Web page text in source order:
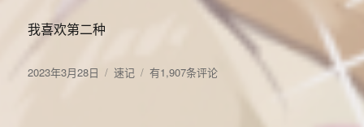
我喜欢第二种
发
2023年3月28日
分
速记
我
有1,907条评论